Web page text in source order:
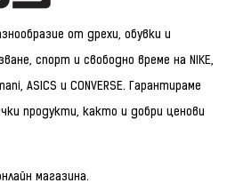
от дрехи, обувки и
спорт и свободно време на NIKE,
ASICS и CONVERSE. Гарантираме
продукти, както и добри ценови
магазина.